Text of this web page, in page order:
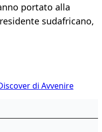
portato alla
sudafricano,
di Avvenire